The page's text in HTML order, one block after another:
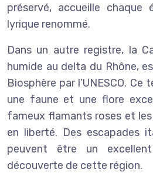
préservé, accueille
lyrique renommé.
Dans un autre registre, la
humide au delta du Rhône,
Biosphère par l’UNESCO.
une faune et une flore
fameux flamants roses et
en liberté. Des escapades
peuvent être un
découverte de cette région.